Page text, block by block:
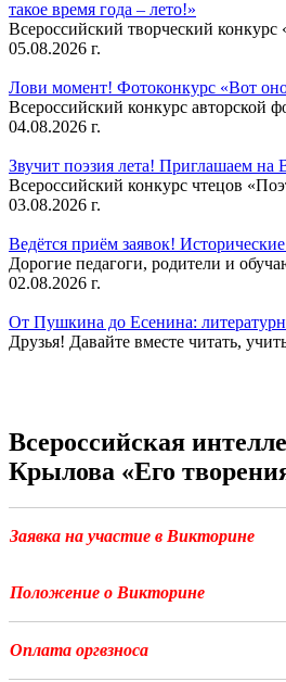
такое время года – лето!»
Всероссийский творческий конкурс
05.08.2026 г.
Лови момент! Фотоконкурс «Вот
Всероссийский конкурс авторской
04.08.2026 г.
Звучит поэзия лета! Приглашаем на
Всероссийский конкурс чтецов
03.08.2026 г.
Ведётся приём заявок!
Дорогие педагоги, родители и
02.08.2026 г.
От Пушкина до Есенина:
Друзья! Давайте вместе читать,
Всероссийская
Крылова «Его
Заявка на участие в Викторине
Положение о
Оплата